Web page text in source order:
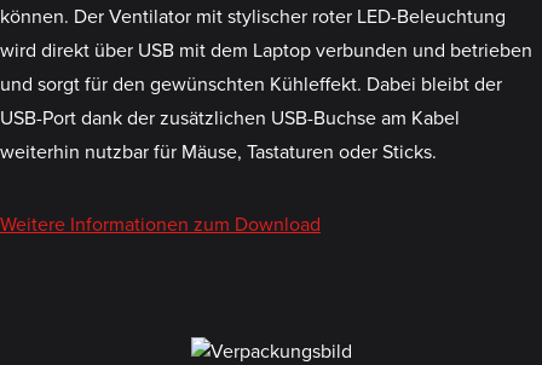
können. Der Ventilator mit stylischer roter LED-Beleuchtung
wird direkt über USB mit dem Laptop verbunden und betrieben
und sorgt für den gewünschten Kühleffekt. Dabei bleibt der
USB-Port dank der zusätzlichen USB-Buchse am Kabel
weiterhin nutzbar für Mäuse, Tastaturen oder Sticks.
Weitere Informationen zum Download